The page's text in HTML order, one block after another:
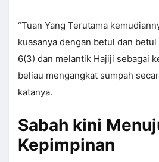
“Tuan Yang Terutama
kuasanya dengan betul dan
6(3) dan melantik Hajiji sebagai
beliau mengangkat sumpah
katanya.
Sabah kini
Kepimpinan